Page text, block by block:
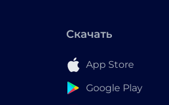
Скачать
App Store
Google Play